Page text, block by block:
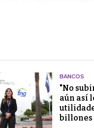
BANCOS
"No
aún así
billones